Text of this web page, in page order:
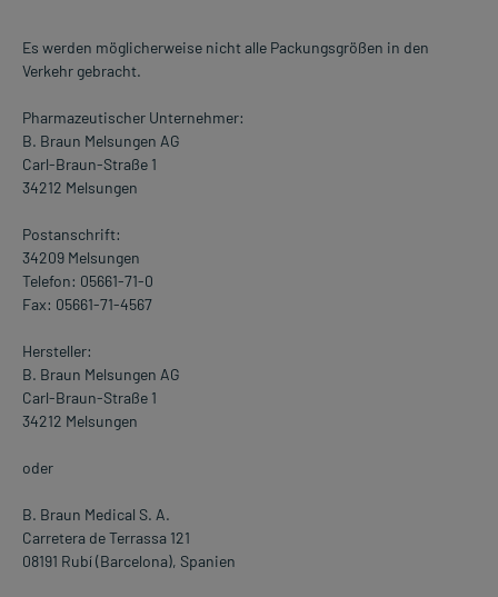
Es werden möglicherweise nicht alle Packungsgrößen in den
Verkehr gebracht.
Pharmazeutischer Unternehmer:
B. Braun Melsungen AG
Carl-Braun-Straße 1
34212 Melsungen
Postanschrift:
34209 Melsungen
Telefon: 05661-71-0
Fax: 05661-71-4567
Hersteller:
B. Braun Melsungen AG
Carl-Braun-Straße 1
34212 Melsungen
oder
B. Braun Medical S. A.
Carretera de Terrassa 121
08191 Rubí (Barcelona), Spanien